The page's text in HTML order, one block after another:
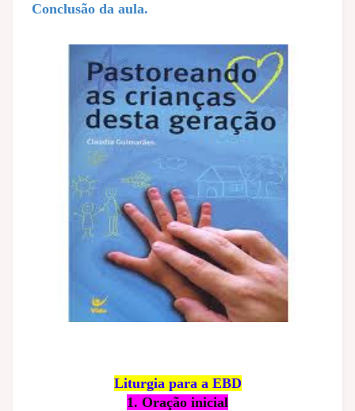
Conclusão da aula.
Liturgia para a EBD
1. Oração inicial